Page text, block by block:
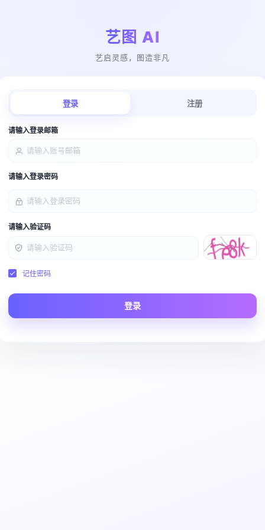
艺图 AI
艺启灵感，图造非凡
登录 注册
请输入登录邮箱
请输入登录密码
请输入验证码
记住密码
登录